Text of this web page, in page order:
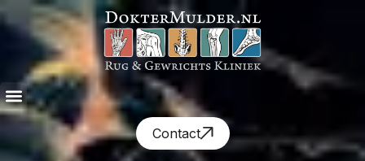
Contact